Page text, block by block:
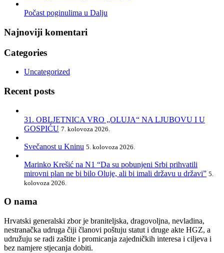
Počast poginulima u Dalju
Najnoviji komentari
Categories
Uncategorized
Recent posts
31. OBLJETNICA VRO „OLUJA“ NA LJUBOVU I U
GOSPIĆU 7. kolovoza 2026.
Svečanost u Kninu 5. kolovoza 2026.
Marinko Krešić na N1 “Da su pobunjeni Srbi prihvatili
mirovni plan ne bi bilo Oluje, ali bi imali državu u državi” 5.
kolovoza 2026.
O nama
Hrvatski generalski zbor je braniteljska, dragovoljna, nevladina,
nestranačka udruga čiji članovi poštuju statut i druge akte HGZ, a
udružuju se radi zaštite i promicanja zajedničkih interesa i ciljeva i
bez namjere stjecanja dobiti.